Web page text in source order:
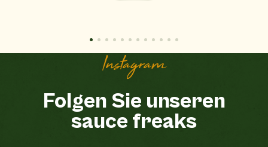
Instagram
Folgen Sie unseren
sauce freaks